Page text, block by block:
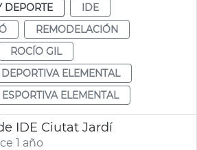
DEPORTE
IDE
REMODELACIÓN
ROCÍO GIL
ELEMENTAL
ELEMENTAL
IDE Ciutat Jardí
1 año